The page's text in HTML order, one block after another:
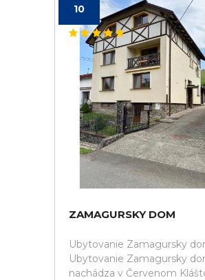
10
ZAMAGURSKY DOM
Ubytovanie Zamagursky
Ubytovanie Zamagursky
nachádza v Červenom